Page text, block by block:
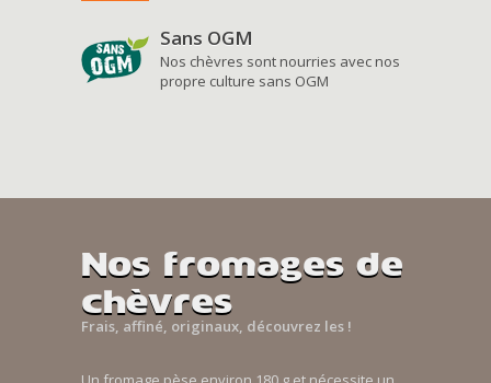
Sans OGM
Nos chèvres sont nourries avec nos
propre culture sans OGM
Nos fromages de
chèvres
Frais, affiné, originaux, découvrez les !